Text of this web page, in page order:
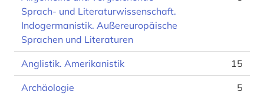
Sprach- und Literaturwissenschaft.
Indogermanistik. Außereuropäische
Sprachen und Literaturen
Anglistik. Amerikanistik 15
Archäologie 5